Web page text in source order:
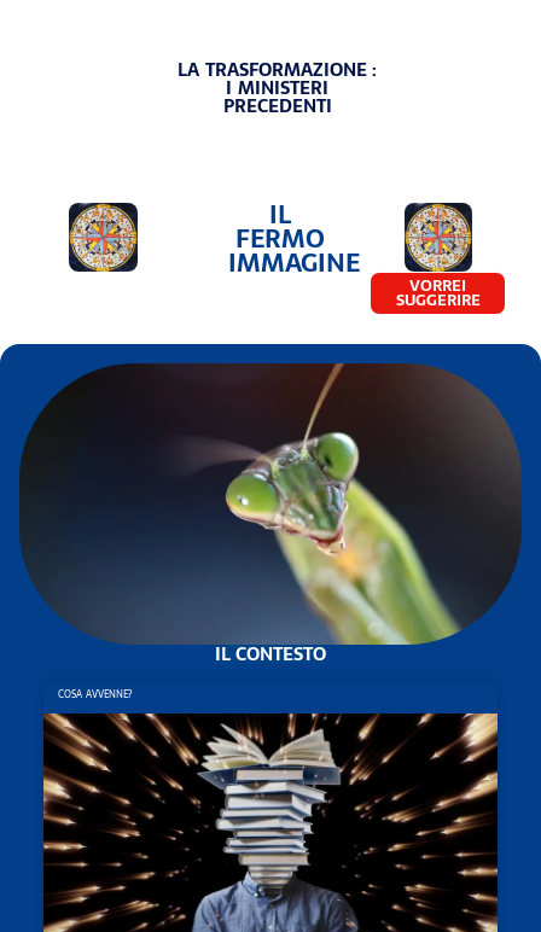
LA TRASFORMAZIONE :
I MINISTERI
PRECEDENTI
IL
FERMO
IMMAGINE
VORREI
SUGGERIRE
IL CONTESTO
COSA AVVENNE?